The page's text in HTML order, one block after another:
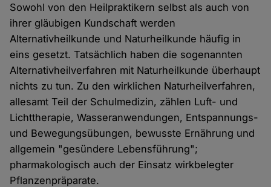
Sowohl von den Heilpraktikern selbst als auch von
ihrer gläubigen Kundschaft werden
Alternativheilkunde und Naturheilkunde häufig in
eins gesetzt. Tatsächlich haben die sogenannten
Alternativheilverfahren mit Naturheilkunde überhaupt
nichts zu tun. Zu den wirklichen Naturheilverfahren,
allesamt Teil der Schulmedizin, zählen Luft- und
Lichttherapie, Wasseranwendungen, Entspannungs-
und Bewegungsübungen, bewusste Ernährung und
allgemein "gesündere Lebensführung";
pharmakologisch auch der Einsatz wirkbelegter
Pflanzenpräparate.